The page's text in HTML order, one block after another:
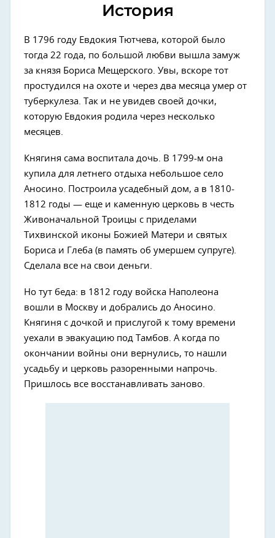
История
В 1796 году Евдокия Тютчева, которой было
тогда 22 года, по большой любви вышла замуж
за князя Бориса Мещерского. Увы, вскоре тот
простудился на охоте и через два месяца умер от
туберкулеза. Так и не увидев своей дочки,
которую Евдокия родила через несколько
месяцев.
Княгиня сама воспитала дочь. В 1799-м она
купила для летнего отдыха небольшое село
Аносино. Построила усадебный дом, а в 1810-
1812 годы — еще и каменную церковь в честь
Живоначальной Троицы с приделами
Тихвинской иконы Божией Матери и святых
Бориса и Глеба (в память об умершем супруге).
Сделала все на свои деньги.
Но тут беда: в 1812 году войска Наполеона
вошли в Москву и добрались до Аносино.
Княгиня с дочкой и прислугой к тому времени
уехали в эвакуацию под Тамбов. А когда по
окончании войны они вернулись, то нашли
усадьбу и церковь разоренными напрочь.
Пришлось все восстанавливать заново.